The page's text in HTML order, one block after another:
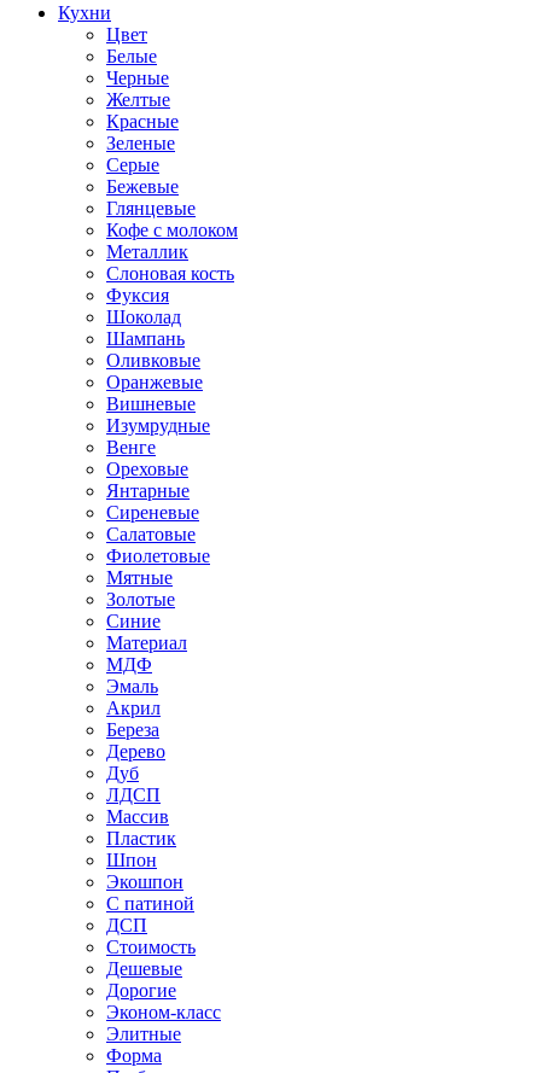
Кухни
Цвет
Белые
Черные
Желтые
Красные
Зеленые
Серые
Бежевые
Глянцевые
Кофе с молоком
Металлик
Слоновая кость
Фуксия
Шоколад
Шампань
Оливковые
Оранжевые
Вишневые
Изумрудные
Венге
Ореховые
Янтарные
Сиреневые
Салатовые
Фиолетовые
Мятные
Золотые
Синие
Материал
МДФ
Эмаль
Акрил
Береза
Дерево
Дуб
ЛДСП
Массив
Пластик
Шпон
Экошпон
С патиной
ДСП
Стоимость
Дешевые
Дорогие
Эконом-класс
Элитные
Форма